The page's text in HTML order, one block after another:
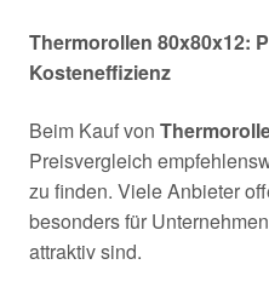
Thermorollen 80x80x12:
Kosteneffizienz
Beim Kauf von
Preisvergleich
zu finden. Viele Anbieter
besonders für
attraktiv sind.